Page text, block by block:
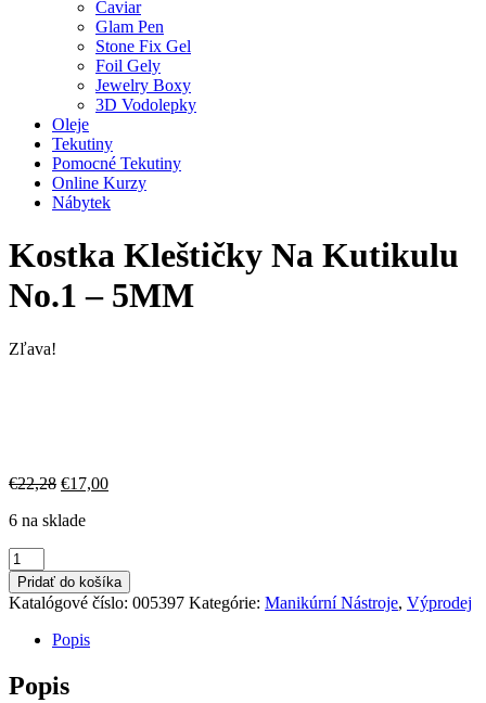
Caviar
Glam Pen
Stone Fix Gel
Foil Gely
Jewelry Boxy
3D Vodolepky
Oleje
Tekutiny
Pomocné Tekutiny
Online Kurzy
Nábytek
Kostka Kleštičky Na Kutikulu
No.1 – 5MM
Zľava!
€22,28 Pôvodná
bola:
€17,00Aktuálna
6 na sklade
množstvo
Kostka
Kleštičky
Na
Kutikulu
-
5MM
Pridať do košíka
Katalógové číslo: 005397 Kategórie: Manikúrní Nástroje, Výprodej
Popis
Popis